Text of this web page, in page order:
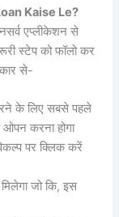
Kaise Le?
एप्लीकेशन से
स्टेप को फॉलो कर
से-
के लिए सबसे पहले
करना होगा
पर क्लिक करें
जो कि, इस